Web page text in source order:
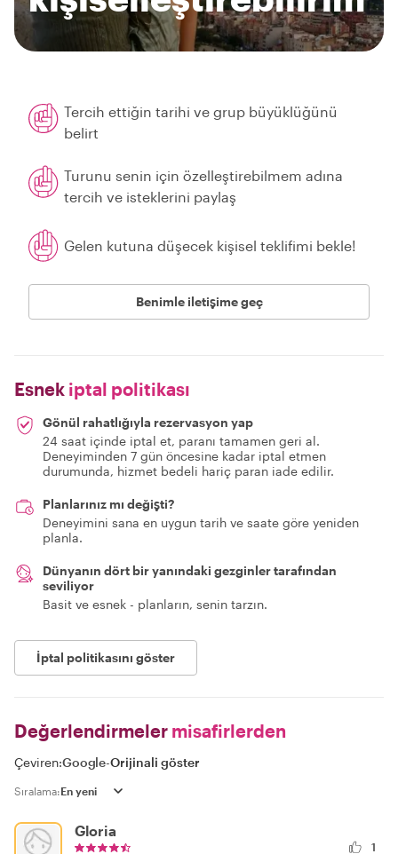
Tercih ettiğin tarihi ve grup büyüklüğünü
belirt
Turunu senin için özelleştirebilmem adına
tercih ve isteklerini paylaş
Gelen kutuna düşecek kişisel teklifimi bekle!
Benimle iletişime geç
Esnek iptal politikası
Gönül rahatlığıyla rezervasyon yap
24 saat içinde iptal et, paranı tamamen geri al.
Deneyiminden 7 gün öncesine kadar iptal etmen
durumunda, hizmet bedeli hariç paran iade edilir.
Planlarınız mı değişti?
Deneyimini sana en uygun tarih ve saate göre yeniden
planla.
Dünyanın dört bir yanındaki gezginler tarafından
seviliyor
Basit ve esnek - planların, senin tarzın.
İptal politikasını göster
Değerlendirmeler misafirlerden
Çeviren:Google-Orijinali göster
Sıralama:
Gloria
1